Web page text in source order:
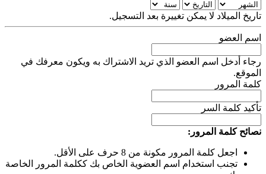
تاريخ الميلاد لا يمكن تغييرة بعد التسجيل.
اسم العضو
رجاء أدخل اسم العضو الذي تريد الاشتراك به ويكون معرفك في
الموقع.
كلمة المرور
تأكيد كلمة السر
نصائح كلمة المرور:
اجعل كلمة المرور مكونة من 8 حرف على الأقل.
تجنب استخدام اسم العضوية الخاص بك ككلمة المرور الخاصة